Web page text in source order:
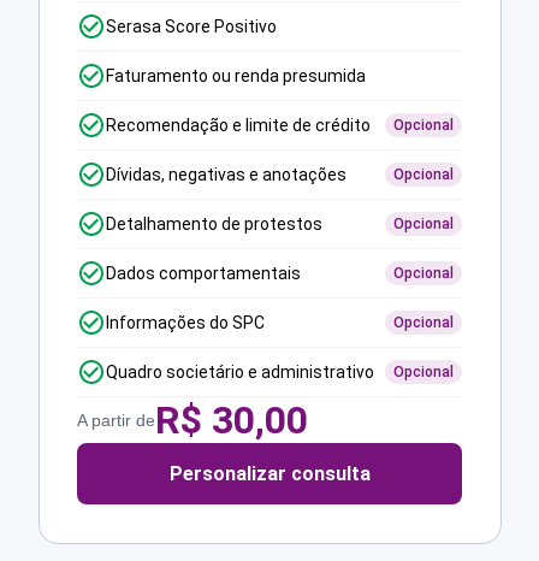
Serasa Score Positivo
Faturamento ou renda presumida
Recomendação e limite de crédito Opcional
Dívidas, negativas e anotações Opcional
Detalhamento de protestos Opcional
Dados comportamentais Opcional
Informações do SPC Opcional
Quadro societário e administrativo Opcional
A partir deR$ 30,00
Personalizar consulta